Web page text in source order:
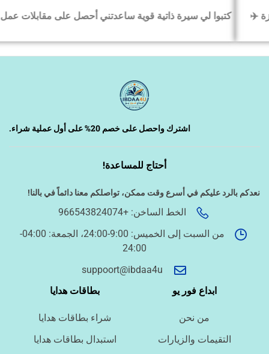
كتبوا لي سيرة ذاتية قوية ساعدتني أحصل على مقابلات عمل بسرعة
اشترك واحصل على خصم 20% على أول عملية شراء.
أحتاج للمساعدة!
نعدكم بالرد عليكم في أسرع وقت ممكن، تواصلكم معنا دائماً في بالنا!
الخط الساخن: +966543824074
من السبت إلى الخميس: 9:00-24:00، الجمعة: 04:00-
24:00
suppoort@ibdaa4u
ابداع فور يو
من نحن
التقيمات والزيارات
بطاقات هدايا
شراء بطاقات هدايا
استبدال بطاقات هدايا
‹
دراسة الجدوى وخطط المشاريع
الخدمات الإلكترونية الحكومية